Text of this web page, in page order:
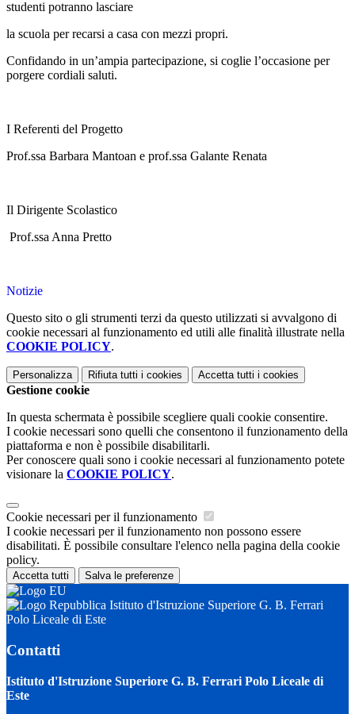
studenti potranno lasciare
la scuola per recarsi a casa con mezzi propri.
Confidando in un’ampia partecipazione, si coglie l’occasione per
porgere cordiali saluti.
I Referenti del Progetto
Prof.ssa Barbara Mantoan e prof.ssa Galante Renata
Il Dirigente Scolastico
Prof.ssa Anna Pretto
Notizie
Questo sito o gli strumenti terzi da questo utilizzati si avvalgono di
cookie necessari al funzionamento ed utili alle finalità illustrate nella
COOKIE POLICY.
Personalizza Rifiuta tutti i cookies Accetta tutti i cookies
Gestione cookie
In questa schermata è possibile scegliere quali cookie consentire.
I cookie necessari sono quelli che consentono il funzionamento della
piattaforma e non è possibile disabilitarli.
Per conoscere quali sono i cookie necessari al funzionamento potete
visionare la COOKIE POLICY.
Cookie necessari per il funzionamento
I cookie necessari per il funzionamento non possono essere
disabilitati. È possibile consultare l'elenco nella pagina della cookie
policy.
Accetta tutti Salva le preferenze
Istituto d'Istruzione Superiore G. B. Ferrari
Polo Liceale di Este
Contatti
Istituto d'Istruzione Superiore G. B. Ferrari Polo Liceale di
Este